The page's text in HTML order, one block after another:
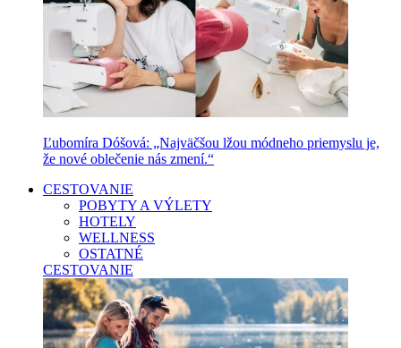
Ľubomíra Dóšová: „Najväčšou lžou módneho priemyslu je,
že nové oblečenie nás zmení.“
CESTOVANIE
POBYTY A VÝLETY
HOTELY
WELLNESS
OSTATNÉ
CESTOVANIE